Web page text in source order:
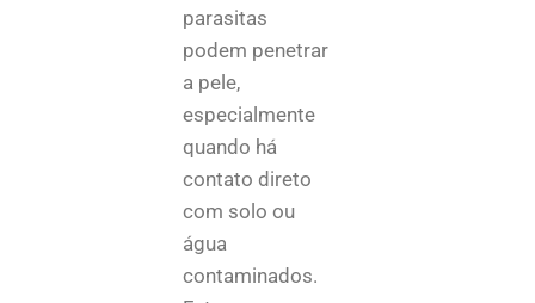
parasitas
podem penetrar
a pele,
especialmente
quando há
contato direto
com solo ou
água
contaminados.